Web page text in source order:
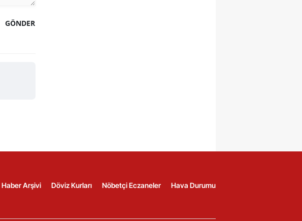
GÖNDER
Haber Arşivi Döviz Kurları Nöbetçi Eczaneler Hava Durumu